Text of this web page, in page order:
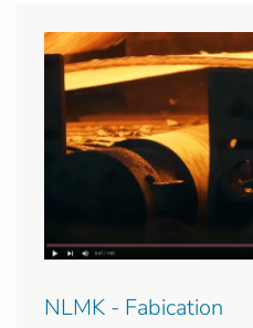
NLMK - Fabication